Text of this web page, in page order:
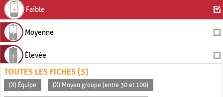
Faible
Moyenne
Élevée
TOUTES LES FICHES (5)
(X) Équipe (X) Moyen groupe (entre 30 et 100)